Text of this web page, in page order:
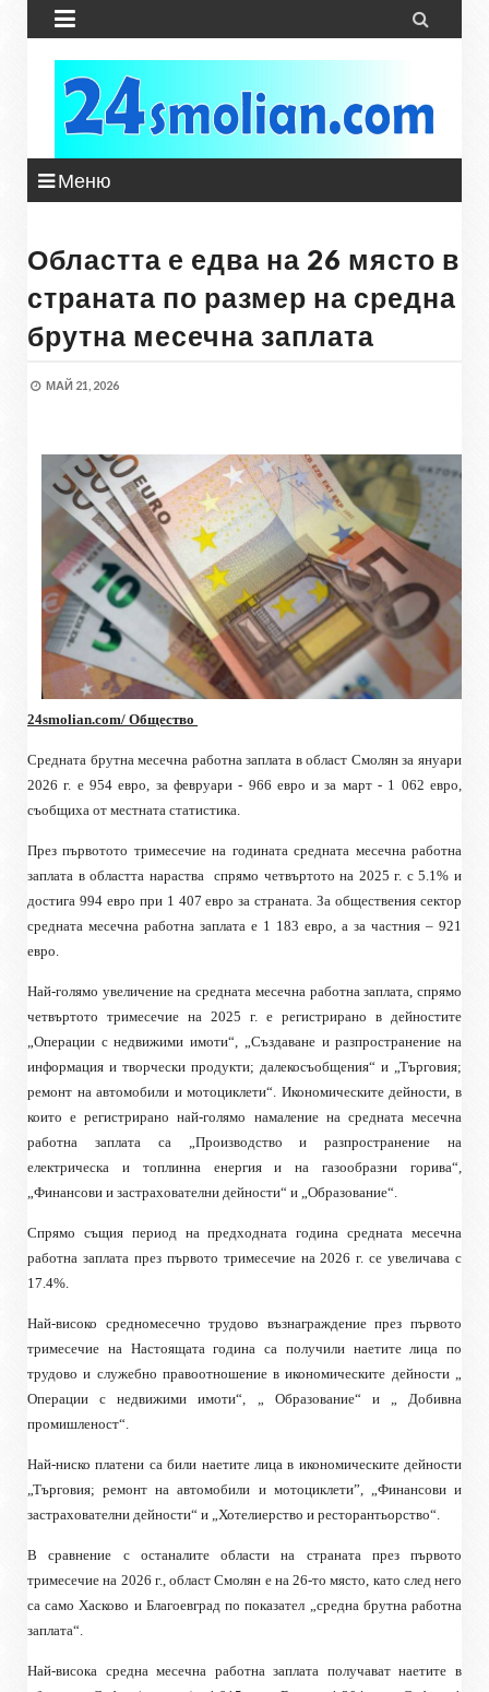
 
Меню
Областта е едва на 26 място в
страната по размер на средна
брутна месечна заплата
МАЙ 21, 2026
24smolian.com/ Общество
Средната брутна месечна работна заплата в област Смолян за януари
2026 г. е 954 евро, за февруари - 966 евро и за март - 1 062 евро
съобщиха от местната статистика.
През първотото тримесечие на годинатасредната месечна работна
заплата в областта нараства
спрямо четвъртото на 2025 г. с 5.1% и
достига 994 евро при 1 407 евро за страната. За обществения сектор
средната месечна работна заплата е 1 183 евро, а за частния – 921
евро.
Най-голямо увеличение на средната месечна работна заплата, спрямо
четвъртото тримесечие на 2025 г. е регистрирано в дейностите
„Операции с недвижими имоти“, „Създаване и разпространение на
информация и творчески продукти; далекосъобщения“ и „Търговия;
ремонт на автомобили и мотоциклети“. Икономическите дейности, в
които е регистрирано най-голямо намаление на средната месечна
работна заплата са
„Производство и разпространение на
електрическа и топлинна енергия и на газообразни
горива“,
„Финансови и застрахователни дейности“ и „Образование“.
Спрямо същия период на предходната година средната месечна
работна заплата през първото тримесечие на 2026 г. се увеличава с
17.4%.
Най-високо средномесечно трудово възнаграждение през първото
тримесечие на Настоящата година са получили наетите лица по
трудово и служебно правоотношение в икономическите дейности „
Операции с недвижими имоти“, „ Образование“ и „ Добивна
промишленост“.
Най-ниско платени са били наетите лица в икономическите дейности
„Търговия; ремонт на автомобили и мотоциклети”, „Финансови и
застрахователни дейности“ и „Хотелиерство и ресторантьорство“.
В сравнение с останалите области на страната през първото
тримесечие на 2026 г., област Смолян е на 26-то място, като след него
са само Хасково и Благоевград по показател „средна брутна работна
заплата“.
Най-висока средна месечна работна заплата получават наетите в